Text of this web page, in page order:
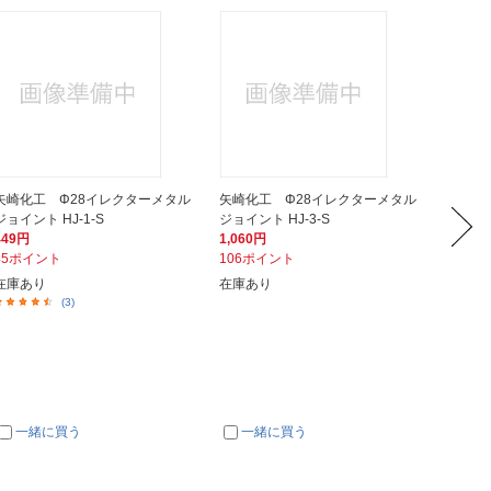
崎化工 Φ28イレクターメタル
ョイント HJ-1-S
円
ポイント
庫あり
(3)
一緒に買う
矢崎化工 Φ28イレクターメタル
ジョイント HJ-3-S
1,060円
106ポイント
在庫あり
一緒に買う
ジョ
616円